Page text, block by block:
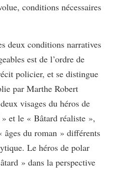
conditions nécessaires
deux conditions narratives
est de l’ordre de
policier, et se distingue
par Marthe Robert
visages du héros de
et le « Bâtard réaliste »,
âges du roman » différents
Le héros de polar
» dans la perspective